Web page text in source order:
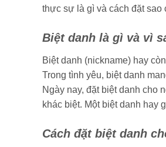
thực sự là gì và cách đặt sao
Biệt danh là gì và vì
Biệt danh (nickname) hay
Trong tình yêu, biệt danh
Ngày nay, đặt biệt danh
khác biệt. Một biệt danh hay
Cách đặt biệt danh